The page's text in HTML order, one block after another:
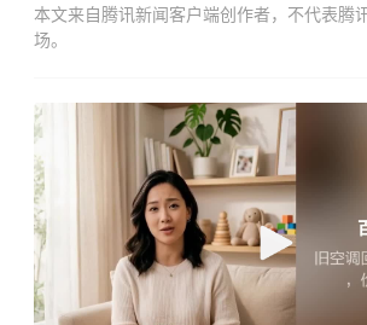
本文来自腾讯新闻客户端创作者，不代表腾
场。